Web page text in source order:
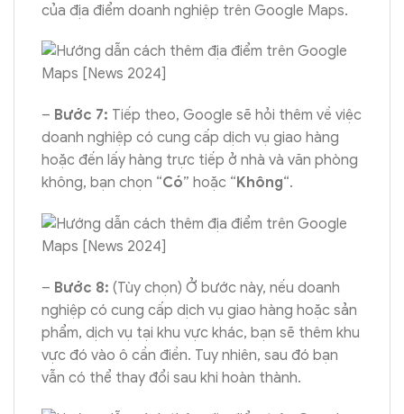
của địa điểm doanh nghiệp trên Google Maps.
– Bước 7: Tiếp theo, Google sẽ hỏi thêm về việc
doanh nghiệp có cung cấp dịch vụ giao hàng
hoặc đến lấy hàng trực tiếp ở nhà và văn phòng
không, bạn chọn “Có” hoặc “Không“.
– Bước 8: (Tùy chọn) Ở bước này, nếu doanh
nghiệp có cung cấp dịch vụ giao hàng hoặc sản
phẩm, dịch vụ tại khu vực khác, bạn sẽ thêm khu
vực đó vào ô cần điền. Tuy nhiên, sau đó bạn
vẫn có thể thay đổi sau khi hoàn thành.